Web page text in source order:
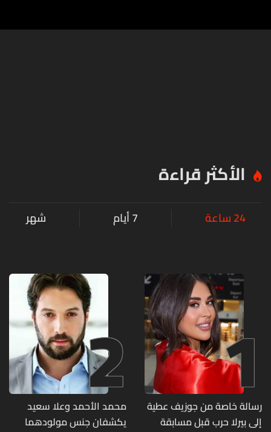
الأكثر قراءة
24 ساعة 7 أيام شهر
1
رسالة خاصة من جوزيف عطية
إلى بيرلا حرب قبل مسابقة
2
محمد الأحمد وعلا سعيد
يكشفان جنس مولودهما